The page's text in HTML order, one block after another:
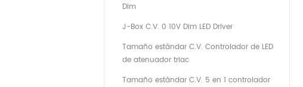
Dim
J-Box C.V. 0 10V Dim LED Driver
Tamaño estándar C.V. Controlador de LED
de atenuador triac
Tamaño estándar C.V. 5 en 1 controlador